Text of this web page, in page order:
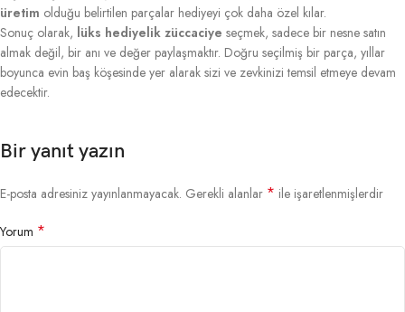
üretim olduğu belirtilen parçalar hediyeyi çok daha özel kılar.
Sonuç olarak, lüks hediyelik züccaciye seçmek, sadece bir nesne satın
almak değil, bir anı ve değer paylaşmaktır. Doğru seçilmiş bir parça, yıllar
boyunca evin baş köşesinde yer alarak sizi ve zevkinizi temsil etmeye devam
edecektir.
Bir yanıt yazın
E-posta adresiniz yayınlanmayacak. Gerekli alanlar * ile işaretlenmişlerdir
Yorum *